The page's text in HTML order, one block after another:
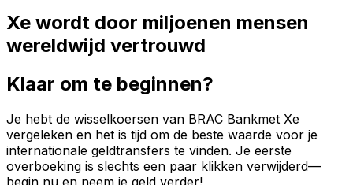
Xe wordt door miljoenen mensen
wereldwijd vertrouwd
Klaar om te beginnen?
Je hebt de wisselkoersen van BRAC Bankmet Xe
vergeleken en het is tijd om de beste waarde voor je
internationale geldtransfers te vinden. Je eerste
overboeking is slechts een paar klikken verwijderd—